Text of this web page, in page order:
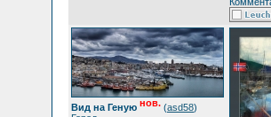
Вид на Геную нов. (asd58)